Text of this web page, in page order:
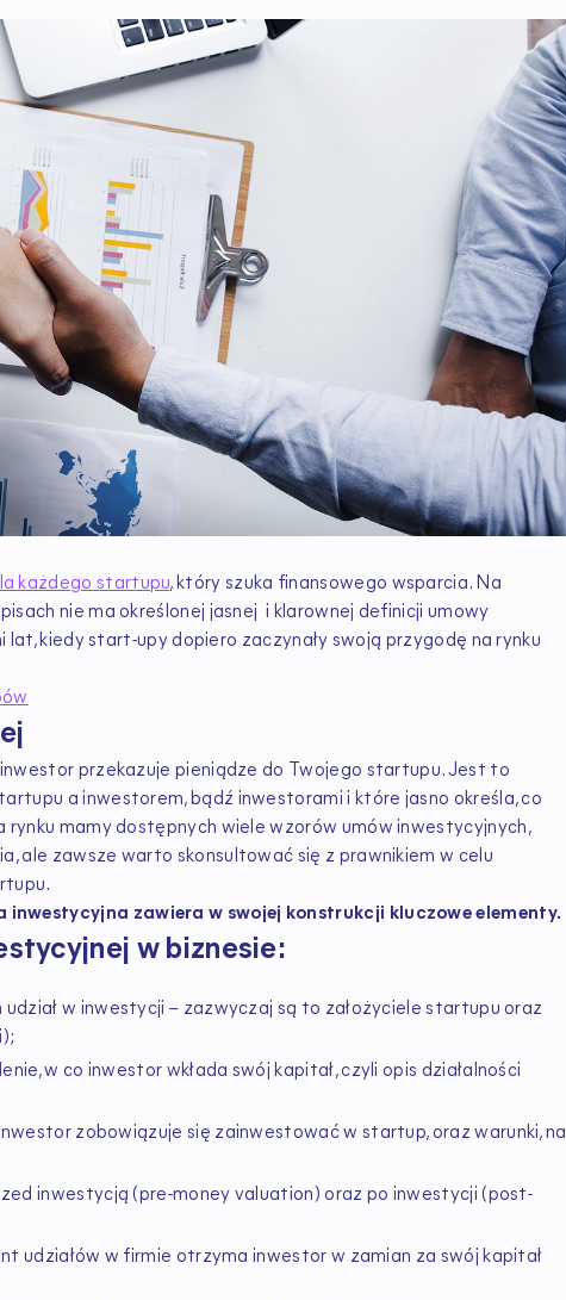
każdego startupu, który szuka finansowego wsparcia. Na
nie ma określonej jasnej i klarownej definicji umowy
kiedy start-upy dopiero zaczynały swoją przygodę na rynku
przekazuje pieniądze do Twojego startupu. Jest to
a inwestorem, bądź inwestorami i które jasno określa, co
rynku mamy dostępnych wiele wzorów umów inwestycyjnych,
ale zawsze warto skonsultować się z prawnikiem w celu
inwestycyjna zawiera w swojej konstrukcji kluczowe elementy.
w biznesie:
w inwestycji – zazwyczaj są to założyciele startupu oraz
w co inwestor wkłada swój kapitał, czyli opis działalności
zobowiązuje się zainwestować w startup, oraz warunki, na
inwestycją (pre-money valuation) oraz po inwestycji (post-
udziałów w firmie otrzyma inwestor w zamian za swój kapitał